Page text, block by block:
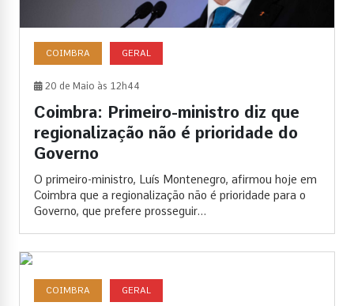
COIMBRA GERAL
20 de Maio às 12h44
Coimbra: Primeiro-ministro diz que
regionalização não é prioridade do
Governo
O primeiro-ministro, Luís Montenegro, afirmou hoje em
Coimbra que a regionalização não é prioridade para o
Governo, que prefere prosseguir...
COIMBRA GERAL